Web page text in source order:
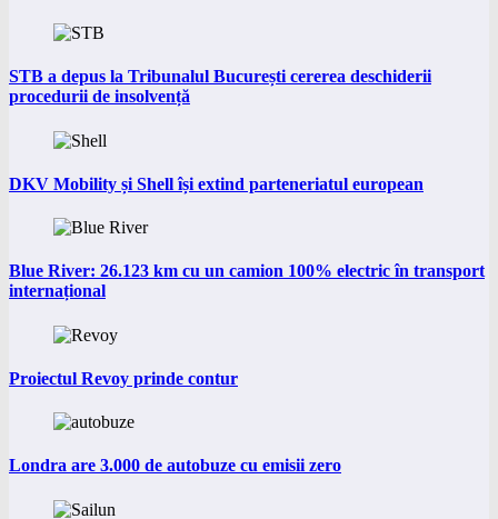
STB a depus la Tribunalul București cererea deschiderii
procedurii de insolvență
DKV Mobility și Shell își extind parteneriatul european
Blue River: 26.123 km cu un camion 100% electric în transport
internațional
Proiectul Revoy prinde contur
Londra are 3.000 de autobuze cu emisii zero